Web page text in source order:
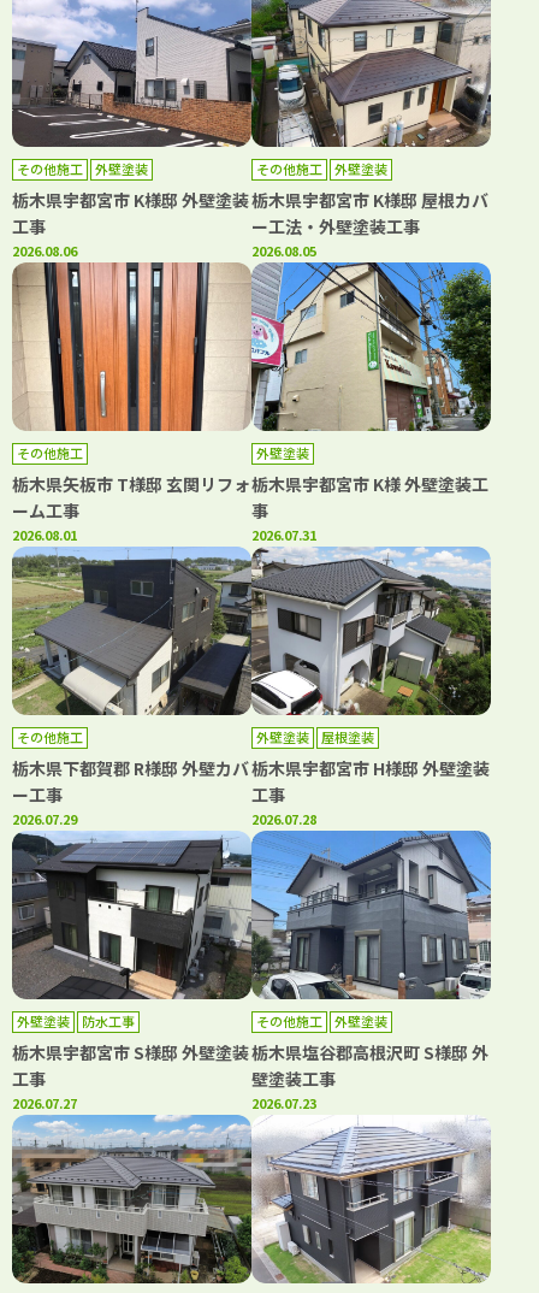
その他施工 外壁塗装
栃木県宇都宮市 K様邸 外壁塗装
工事
2026.08.06
その他施工 外壁塗装
栃木県宇都宮市 K様邸 屋根カバ
ー工法・外壁塗装工事
2026.08.05
その他施工
栃木県矢板市 T様邸 玄関リフォ
ーム工事
2026.08.01
外壁塗装
栃木県宇都宮市 K様 外壁塗装工
事
2026.07.31
その他施工
栃木県下都賀郡 R様邸 外壁カバ
ー工事
2026.07.29
外壁塗装 屋根塗装
栃木県宇都宮市 H様邸 外壁塗装
工事
2026.07.28
外壁塗装 防水工事
栃木県宇都宮市 S様邸 外壁塗装
工事
2026.07.27
その他施工 外壁塗装
栃木県塩谷郡高根沢町 S様邸 外
壁塗装工事
2026.07.23